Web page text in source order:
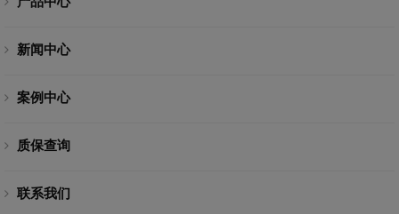
新闻中心
案例中心
质保查询
联系我们